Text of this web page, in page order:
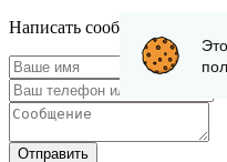
Написать сообщение
Отправить